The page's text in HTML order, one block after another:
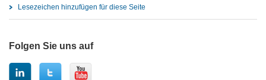
Lesezeichen hinzufügen für diese Seite
Folgen Sie uns auf